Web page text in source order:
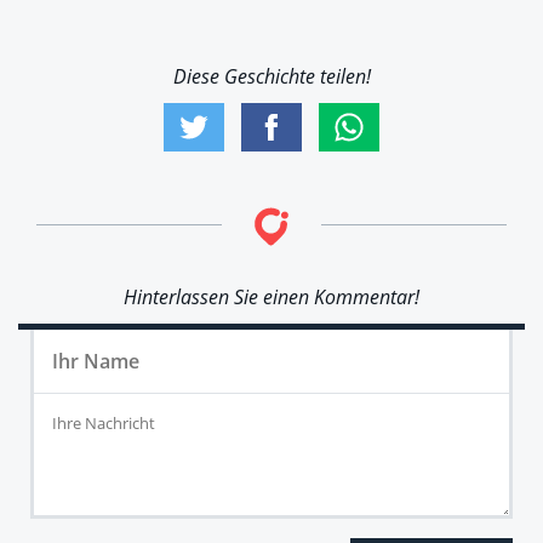
Diese Geschichte teilen!
Hinterlassen Sie einen Kommentar!